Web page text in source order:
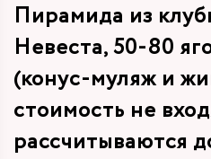
Пирамида из
Невеста, 50-80
(конус-муляж и
стоимость не
рассчитываются